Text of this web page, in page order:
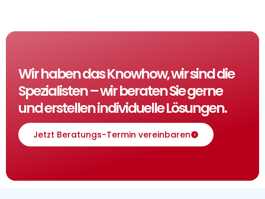
Wir haben das Knowhow, wir sind die
Spezialisten – wir beraten Sie gerne
und erstellen individuelle Lösungen.
Jetzt Beratungs-Termin vereinbaren